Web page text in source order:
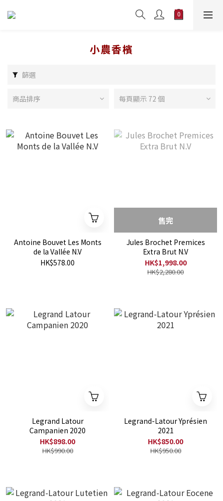
小農香檳
篩選
商品排序 每頁顯示 72 個
Antoine Bouvet Les Monts
de la Vallée N.V
HK$578.00
售完
Jules Brochet Premices
Extra Brut N.V
HK$1,998.00
HK$2,280.00
Legrand Latour
Campanien 2020
HK$898.00
HK$990.00
Legrand-Latour Yprésien
2021
HK$850.00
HK$950.00